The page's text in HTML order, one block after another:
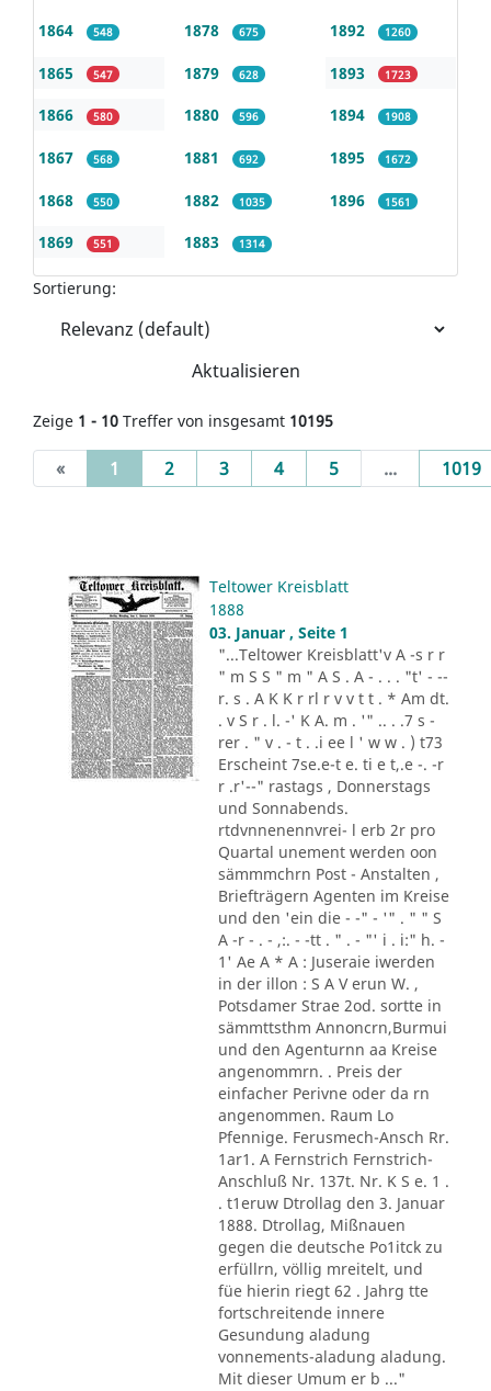
1864 548
1865 547
1866 580
1867 568
1868 550
1869 551
1878 675
1879 628
1880 596
1881 692
1882 1035
1883 1314
1892 1260
1893 1723
1894 1908
1895 1672
1896 1561
Sortierung:
Aktualisieren
Zeige 1 - 10 Treffer von insgesamt 10195
« 1 (current)
2 3 4 5 ... 1019
Teltower Kreisblatt
1888
03. Januar , Seite 1
"...Teltower Kreisblatt'v A -s r r
" m S S " m " A S . A - . . . "t' - --
r. s . A K K r rl r v v t t . * Am dt.
. v S r . l. -' K A. m . '" .. . .7 s -
rer . " v . - t . .i ee l ' w w . ) t73
Erscheint 7se.e-t e. ti e t,.e -. -r
r .r'--" rastags , Donnerstags
und Sonnabends.
rtdvnnenennvrei- l erb 2r pro
Quartal unement werden oon
sämmmchrn Post - Anstalten ,
Briefträgern Agenten im Kreise
und den 'ein die - -" - '" . " " S
A -r - . - ,:. - -tt . " . - "' i . i:" h. -
1' Ae A * A : Juseraie iwerden
in der illon : S A V erun W. ,
Potsdamer Strae 2od. sortte in
sämmttsthm Annoncrn,Burmui
und den Agenturnn aa Kreise
angenommrn. . Preis der
einfacher Perivne oder da rn
angenommen. Raum Lo
Pfennige. Ferusmech-Ansch Rr.
1ar1. A Fernstrich Fernstrich-
Anschluß Nr. 137t. Nr. K S e. 1 .
. t1eruw Dtrollag den 3. Januar
1888. Dtrollag, Mißnauen
gegen die deutsche Po1itck zu
erfüllrn, völlig mreitelt, und
füe hierin riegt 62 . Jahrg tte
fortschreitende innere
Gesundung aladung
vonnements-aladung aladung.
Mit dieser Umum er b ..."